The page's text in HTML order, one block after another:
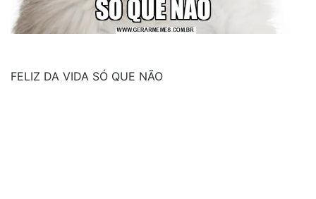
FELIZ DA VIDA SÓ QUE NÃO